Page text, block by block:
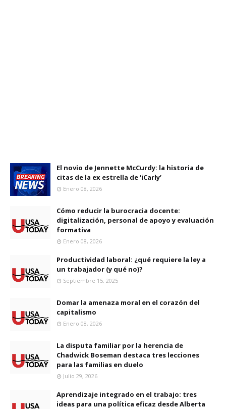
El novio de Jennette McCurdy: la historia de
citas de la ex estrella de ‘iCarly’
Enero 08, 2026
Cómo reducir la burocracia docente:
digitalización, personal de apoyo y evaluación
formativa
Enero 08, 2026
Productividad laboral: ¿qué requiere la ley a
un trabajador (y qué no)?
Septiembre 15, 2025
Domar la amenaza moral en el corazón del
capitalismo
Enero 08, 2026
La disputa familiar por la herencia de
Chadwick Boseman destaca tres lecciones
para las familias en duelo
Julio 29, 2026
Aprendizaje integrado en el trabajo: tres
ideas para una política eficaz desde Alberta